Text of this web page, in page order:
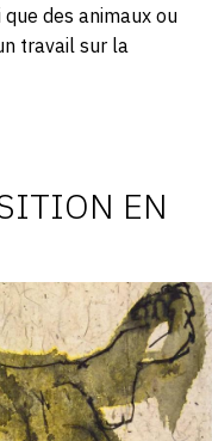
des animaux ou
travail sur la
EN